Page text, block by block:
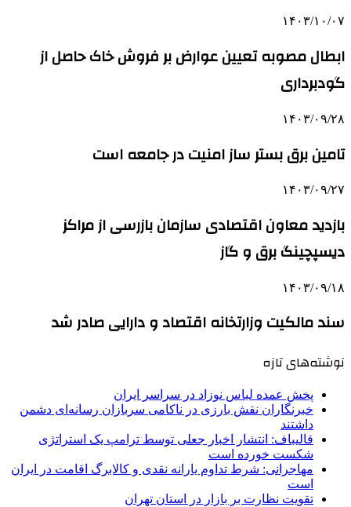
۱۴۰۳/۱۰/۰۷
ابطال مصوبه تعیین عوارض بر فروش خاک حاصل از
گودبرداری
۱۴۰۳/۰۹/۲۸
تامین برق بستر ساز امنیت در جامعه است
۱۴۰۳/۰۹/۲۷
بازدید معاون اقتصادی سازمان بازرسی از مراکز
دیسپچینگ برق و گاز
۱۴۰۳/۰۹/۱۸
سند مالکیت وزارتخانه اقتصاد و دارایی صادر شد
نوشته‌های تازه
پخش عمده لباس نوزاد در سراسر ایران
خبرنگاران نقش بارزی در ناکامی سربازان رسانه‌ای دشمن
داشتند
قالیباف: انتشار اخبار جعلی توسط ترامپ یک استراتژی
شکست خورده است
مهاجرانی: شرط تداوم یارانه نقدی و کالابرگ اقامت در ایران
است
تقویت نظارت بر بازار در استان تهران